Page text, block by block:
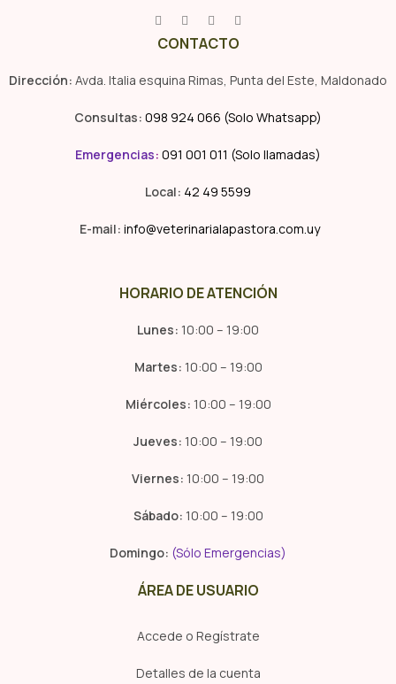
CONTACTO
Dirección: Avda. Italia esquina Rimas, Punta del Este, Maldonado
Consultas: 098 924 066 (Solo Whatsapp)
Emergencias: 091 001 011 (Solo llamadas)
Local: 42 49 5599
E-mail: info@veterinarialapastora.com.uy
HORARIO DE ATENCIÓN
Lunes: 10:00 – 19:00
Martes: 10:00 – 19:00
Miércoles: 10:00 – 19:00
Jueves: 10:00 – 19:00
Viernes: 10:00 – 19:00
Sábado: 10:00 – 19:00
Domingo: (Sólo Emergencias)
ÁREA DE USUARIO
Accede o Regístrate
Detalles de la cuenta